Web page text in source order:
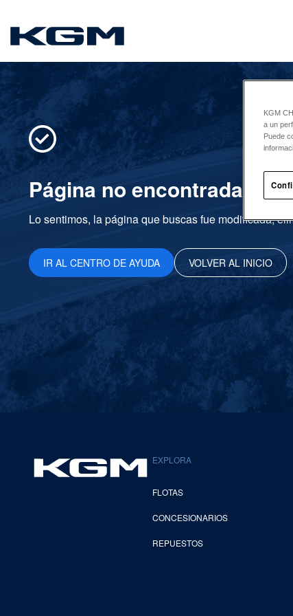
SsangYong
Página no encontrada
Lo sentimos, la página que buscas fue modificada,
IR AL CENTRO DE AYUDA VOLVER AL INICIO
EXPLORA
FLOTAS
CONCESIONARIOS
REPUESTOS
KGM
a un
Puede